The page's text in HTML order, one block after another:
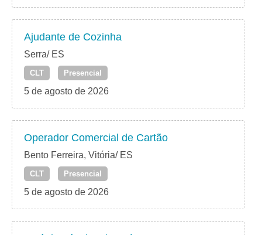
Ajudante de Cozinha
Serra/ ES
CLT Presencial
5 de agosto de 2026
Operador Comercial de Cartão
Bento Ferreira, Vitória/ ES
CLT Presencial
5 de agosto de 2026